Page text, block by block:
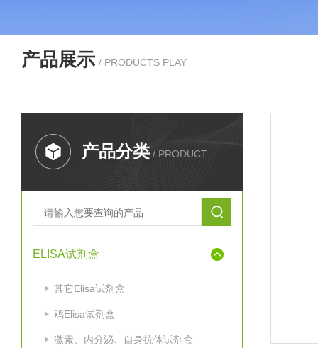
产品展示 / PRODUCTS PLAY
产品分类 / PRODUCT
ELISA试剂盒
其它Elisa试剂盒
鸡Elisa试剂盒
激素、内分泌、自身抗体试剂盒